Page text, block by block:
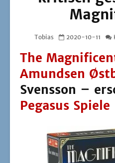
Tobias 2020-10-11
The
Amundsen
Svensson –
Pegasus Spiele